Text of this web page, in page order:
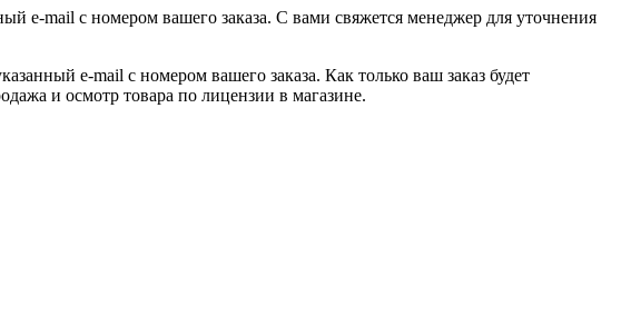
e-mail с номером вашего заказа. С вами свяжется менеджер для уточнения
e-mail с номером вашего заказа. Как только ваш заказ будет
и осмотр товара по лицензии в магазине.